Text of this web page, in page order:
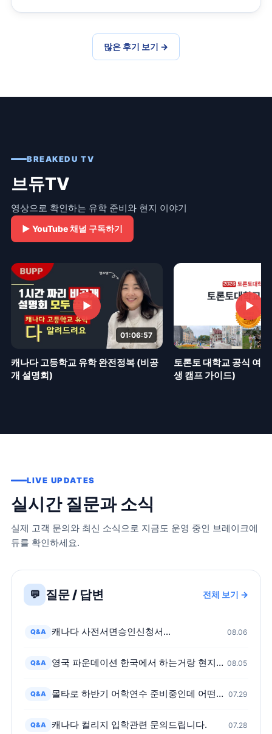
많은 후기 보기 →
BREAKEDU TV
브듀TV
영상으로 확인하는 유학 준비와 현지 이야기
▶ YouTube 채널 구독하기
▶
01:06:57
캐나다 고등학교 유학 완전정복 (비공
개 설명회)
▶
토론토 대학교 공식 여
생 캠프 가이드)
LIVE UPDATES
실시간 질문과 소식
실제 고객 문의와 최신 소식으로 지금도 운영 중인 브레이크에
듀를 확인하세요.
💬 질문 / 답변 전체 보기 →
Q&A 캐나다 사전서면승인신청서... 08.06
Q&A 영국 파운데이션 한국에서 하는거랑 현지가서 하는거 어떤차이가 있나요? 08.05
Q&A 몰타로 하반기 어학연수 준비중인데 어떤가요? 07.29
Q&A 캐나다 컬리지 입학관련 문의드립니다. 07.28